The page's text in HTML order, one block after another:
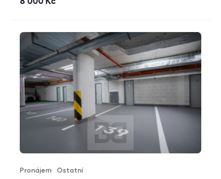
Typ nabídky
Pronájem
Typ nemovitosti
Ostatní